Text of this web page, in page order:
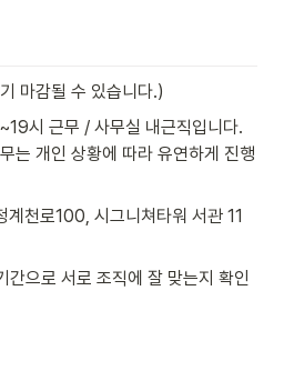
마감될 수 있습니다.)
시 근무 / 사무실 내근직입니다.
는 개인 상황에 따라 유연하게 진행
계천로100, 시그니쳐타워 서관 11
간으로 서로 조직에 잘 맞는지 확인